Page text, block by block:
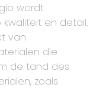
wordt
en detail.
van
die
de tand des
zoals